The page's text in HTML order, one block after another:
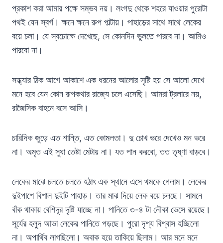
প্রকাশ করা আমার পক্ষে সম্ভব নয়। লংগদু থেকে শহরে যাওয়ার পুরোটা
পথই যেন স্বর্গ। ক্ষনে ক্ষনে রুপ পাল্টায়। পাহাড়ের সাথে সাথে লেকের
বয়ে চলা। যে স্বচোক্ষে দেখেছে, সে কোনদিন ভুলতে পারবে না। আমিও
পারবো না।
সন্ধ্যার ঠিক আগে আকাশে এক ধরনের আলোর সৃষ্টি হয় সে আলো দেখে
মনে হবে যেন কোন রূপকথার রাজ্যে চলে এসেছি। আমরা ট্রলারে নয়,
রাজৈসিক বাহনে বসে আসি।
চারিদিক জুড়ে এত শান্তি, এত কোমলতা। দু চোখ ভরে দেখেও মন ভরে
না। অমৃত এই সুধা তেষ্টা মেটায় না। যত পান করবো, তত তৃষ্ণা বাড়বে।
লেকের মাঝে চলতে চলতে হঠাৎ এক স্থানে এসে থমকে গেলাম। লেকের
দুইপাশে বিশাল দুইটি পাহাড়। তার মাঝ দিয়ে লেক বয়ে চলছে। সামনে
বাঁক থাকায় বেশিদূর দৃষ্টি যাচ্ছে না। পানিতে ৩-৪ টা নৌকা ভেসে রয়েছে।
সূর্যের হলুদ আভা লেকের পানিতে পড়ছে। পুরো দৃশ্য বিশ্বাস হচ্ছিলো
না। অপার্থিব লাগছিলো। অবাক হয়ে তাকিয়ে ছিলাম। আর মনে মনে